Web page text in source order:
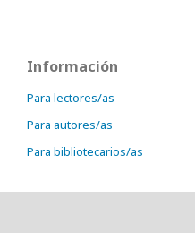
Información
Para lectores/as
Para autores/as
Para bibliotecarios/as